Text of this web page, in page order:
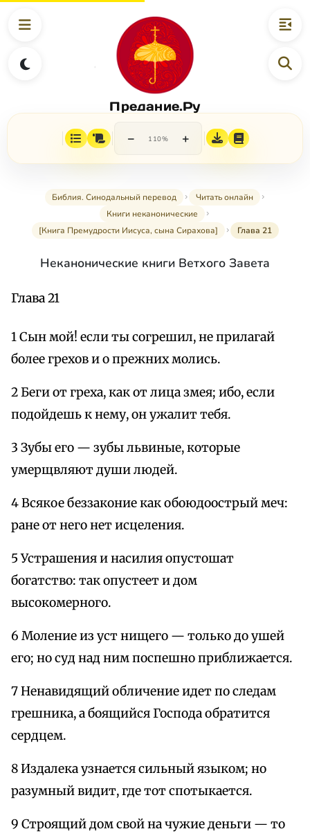
Предание.Ру
− 110% +
Библия. Синодальный перевод
Читать онлайн
Книги неканонические
[Книга Премудрости Иисуса, сына Сирахова]
Глава 21
Неканонические книги Ветхого Завета
Глава 21
1 Сын мой! если ты согрешил, не прилагай
более грехов и о прежних молись.
2 Беги от греха, как от лица змея; ибо, если
подойдешь к нему, он ужалит тебя.
3 Зубы его — зубы львиные, которые
умерщвляют души людей.
4 Всякое беззаконие как обоюдоострый меч:
ране от него нет исцеления.
5 Устрашения и насилия опустошат
богатство: так опустеет и дом
высокомерного.
6 Моление из уст нищего — только до ушей
его; но суд над ним поспешно приближается.
7 Ненавидящий обличение идет по следам
грешника, а боящийся Господа обратится
сердцем.
8 Издалека узнается сильный языком; но
разумный видит, где тот спотыкается.
9 Строящий дом свой на чужие деньги — то